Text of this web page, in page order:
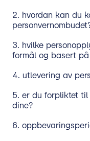
2. hvordan kan du
3. hvilke
formål og basert
4. utlevering av
5. er du forpliktet til
dine?
6.